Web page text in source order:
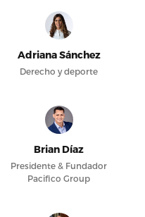
Adriana Sánchez
Derecho y deporte
Brian Díaz
Presidente & Fundador
Pacifico Group